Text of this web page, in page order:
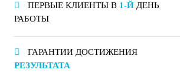
ПЕРВЫЕ КЛИЕНТЫ В 1-Й ДЕНЬ
РАБОТЫ
ГАРАНТИИ ДОСТИЖЕНИЯ
РЕЗУЛЬТАТА